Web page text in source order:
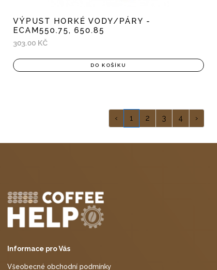
VÝPUST HORKÉ VODY/PÁRY -
ECAM550.75, 650.85
303.00 KČ
DO KOŠÍKU
‹ 1 2 3 4 ›
Informace pro Vás
Všeobecné obchodní podmínky